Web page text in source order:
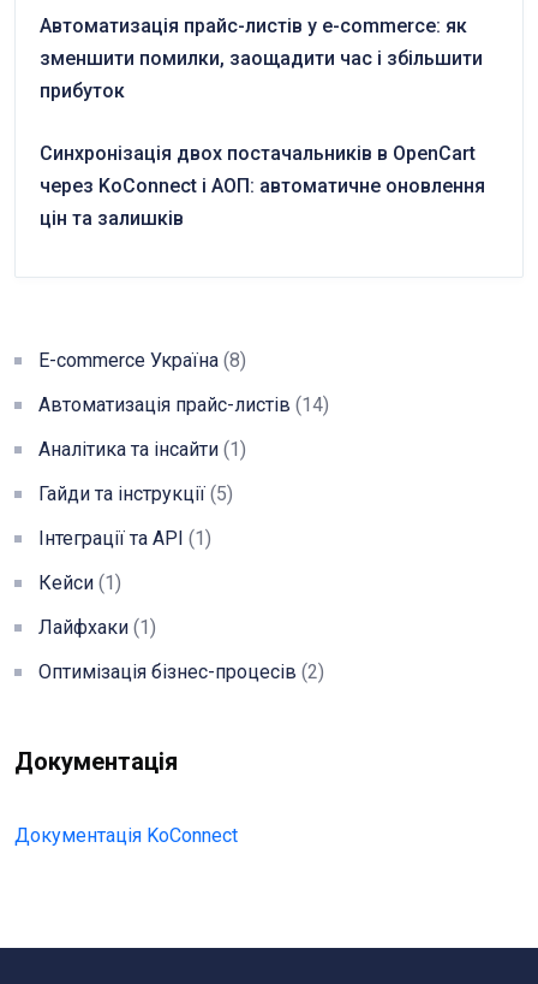
Автоматизація прайс-листів у e-commerce: як
зменшити помилки, заощадити час і збільшити
прибуток
Синхронізація двох постачальників в OpenCart
через KoConnect і АОП: автоматичне оновлення
цін та залишків
E-commerce Україна (8)
Автоматизація прайс-листів (14)
Аналітика та інсайти (1)
Гайди та інструкції (5)
Інтеграції та API (1)
Кейси (1)
Лайфхаки (1)
Оптимізація бізнес-процесів (2)
Документація
Документація KoConnect